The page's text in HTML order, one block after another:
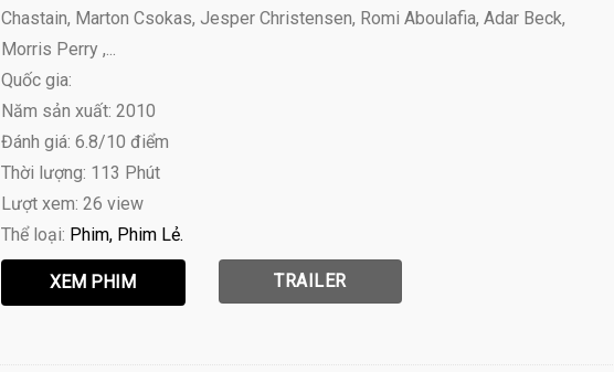
Chastain, Marton Csokas, Jesper Christensen, Romi Aboulafia, Adar Beck,
Morris Perry ,...
Quốc gia:
Năm sản xuất: 2010
Đánh giá: 6.8/10 điểm
Thời lượng: 113 Phút
Lượt xem: 26 view
Thể loại: Phim Phim Lẻ
TRAILER